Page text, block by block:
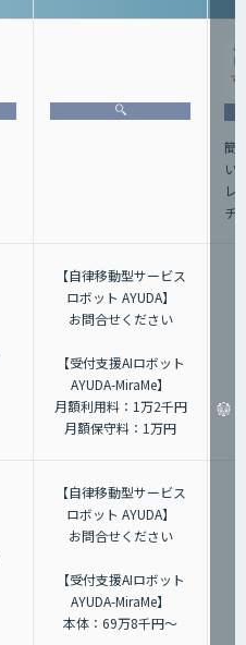
簡
い
レ
チ
【自律移動型サービス
ロボット AYUDA】
お問合せください
【受付支援AIロボット
AYUDA-MiraMe】
月額利用料：1万2千円
月額保守料：1万円
【自律移動型サービス
ロボット AYUDA】
お問合せください
【受付支援AIロボット
AYUDA-MiraMe】
本体：69万8千円～